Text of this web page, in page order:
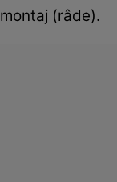
montaj (râde).